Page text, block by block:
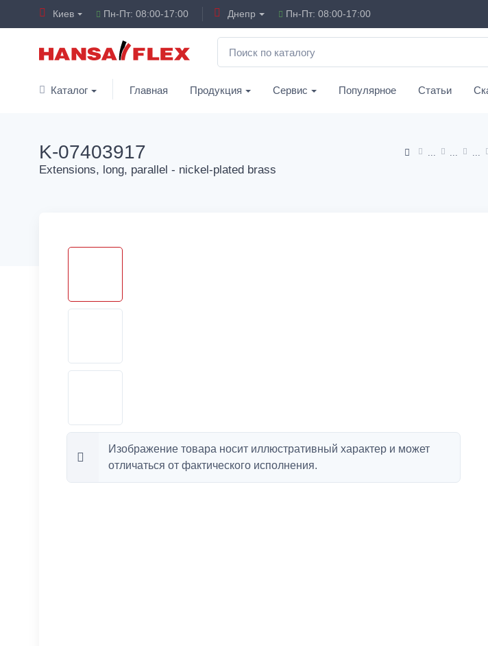
Киев Пн-Пт: 08:00-17:00 Днепр Пн-Пт: 08:00-17:00
Каталог Главная Продукция Сервис Популярное Статьи
K-07403917
Extensions, long, parallel - nickel-plated brass
Изображение товара носит иллюстративный характер и может
отличаться от фактического исполнения.